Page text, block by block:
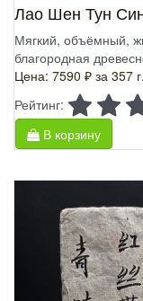
Лао Шен Тун
Мягкий, объёмный,
благородная
Цена: 7590 ₽ за 357 г.
Рейтинг:
В корзину